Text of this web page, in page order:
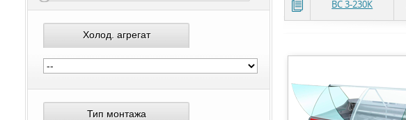
ВС 3-230К
Холод. агрегат
Тип монтажа